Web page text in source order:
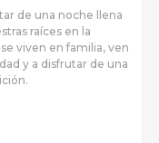
de una noche llena
raíces en la
viven en familia, ven
y a disfrutar de una